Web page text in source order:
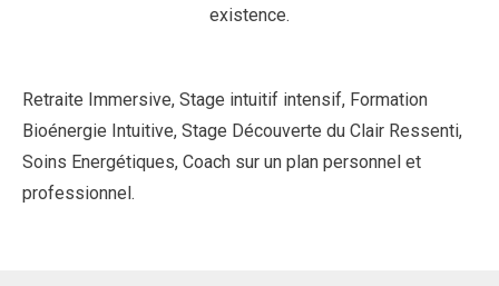
existence.
Retraite Immersive, Stage intuitif intensif, Formation
Bioénergie Intuitive, Stage Découverte du Clair Ressenti,
Soins Energétiques, Coach sur un plan personnel et
professionnel.